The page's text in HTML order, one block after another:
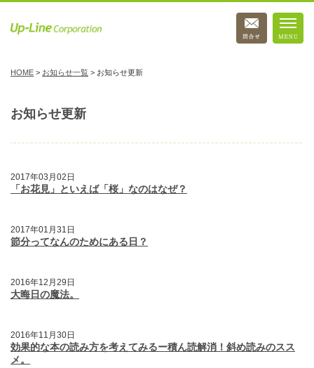
HOME > お知らせ一覧 > お知らせ更新
お知らせ更新
2017年03月02日
「お花見」といえば「桜」なのはなぜ？
2017年01月31日
節分ってなんのためにある日？
2016年12月29日
大晦日の魔法。
2016年11月30日
効果的な本の読み方を考えてみるー積ん読解消！斜め読みのスス
メ。